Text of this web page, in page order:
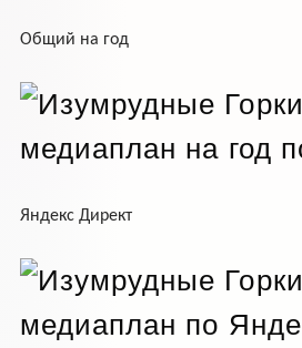
Общий на год
Яндекс Директ